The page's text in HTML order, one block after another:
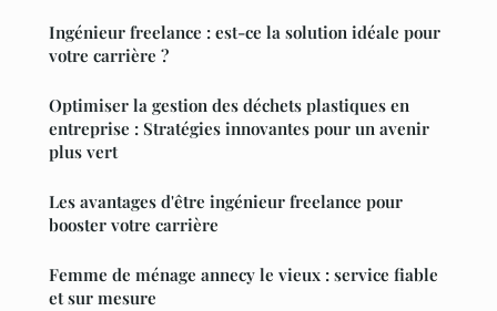
Ingénieur freelance : est-ce la solution idéale pour
votre carrière ?
Optimiser la gestion des déchets plastiques en
entreprise : Stratégies innovantes pour un avenir
plus vert
Les avantages d'être ingénieur freelance pour
booster votre carrière
Femme de ménage annecy le vieux : service fiable
et sur mesure